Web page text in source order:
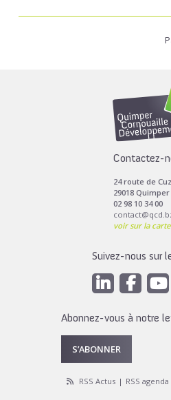
Contactez-
24 route de
29018
02 98 10 34 00
voir sur la carte
Suivez-nous sur
Abonnez-vous à notre
S’ABONNER
RSS Actus RSS agenda